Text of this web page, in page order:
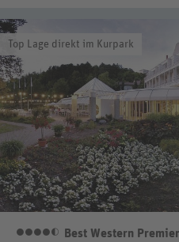
Top Lage direkt im Kurpark
4,5 Sterne
Best Western